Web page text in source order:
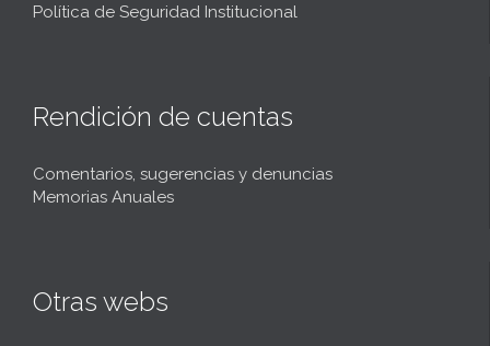
Política de Seguridad Institucional
Rendición de cuentas
Comentarios, sugerencias y denuncias
Memorias Anuales
Otras webs